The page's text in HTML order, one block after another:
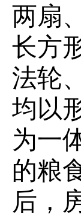
两扇
长方
法轮
均以
为一
的粮
后，